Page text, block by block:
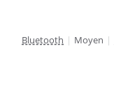
Bluetooth | Moyen |